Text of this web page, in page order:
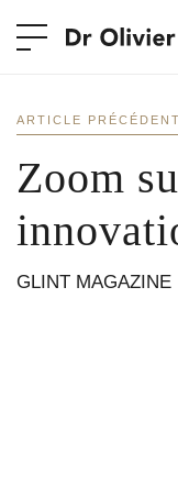
ARTICLE PRÉCÉDENT
Zoom
GLINT MAGAZINE